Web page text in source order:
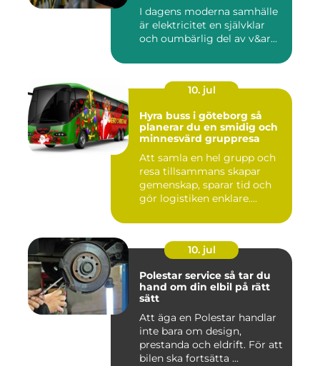
I dagens moderna samhälle
är elektricitet en självklar
och oumbärlig del av v&ar...
10. jul
Hyra buss i göteborg så
planerar du en smidig och
minnesvärd gruppresa
Att samla en hel grupp och
resa tillsammans skapar
gemenskap, sparar tid och
gör logistiken enklare....
10. jul
Polestar service så tar du
hand om din elbil på rätt
sätt
Att äga en Polestar handlar
inte bara om design,
prestanda och eldrift. För att
bilen ska fortsätta ...